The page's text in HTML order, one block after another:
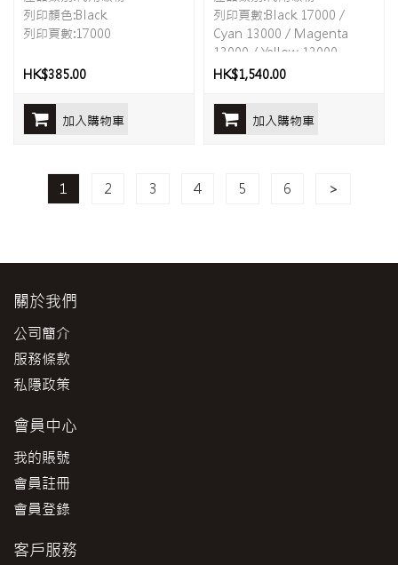
列印顏色:Black
列印頁數:17000
HK$385.00
加入購物車
盒)
列印頁數:Black 17000 /
Cyan 13000 / Magenta
13000 / Yellow 13000
HK$1,540.00
加入購物車
1 2 3 4 5 6 >
關於我們
公司簡介
服務條款
私隱政策
會員中心
我的賬號
會員註冊
會員登錄
客戶服務